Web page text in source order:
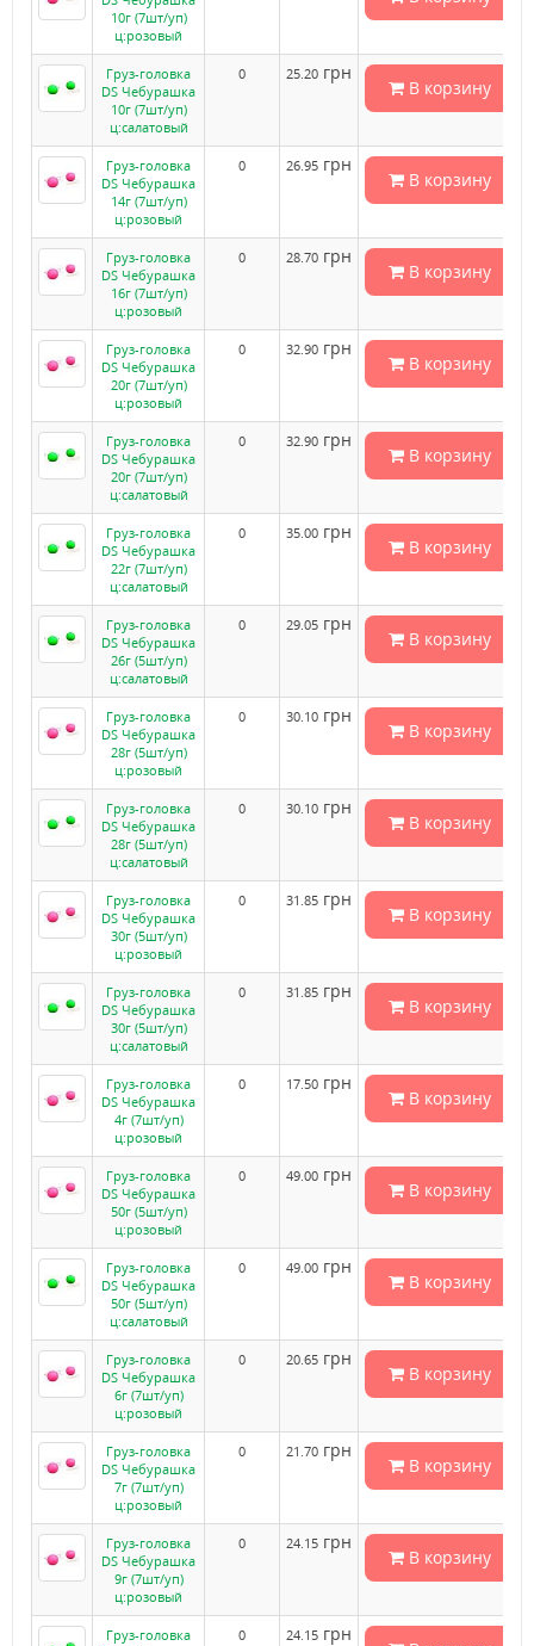
10г (7шт/уп)
ц:розовый
Груз-головка
DS Чебурашка
10г (7шт/уп)
ц:салатовый
0 25.20 грн
В корзину
Груз-головка
DS Чебурашка
14г (7шт/уп)
ц:розовый
0 26.95 грн
В корзину
Груз-головка
DS Чебурашка
16г (7шт/уп)
ц:розовый
0 28.70 грн
В корзину
Груз-головка
DS Чебурашка
20г (7шт/уп)
ц:розовый
0 32.90 грн
В корзину
Груз-головка
DS Чебурашка
20г (7шт/уп)
ц:салатовый
0 32.90 грн
В корзину
Груз-головка
DS Чебурашка
22г (7шт/уп)
ц:салатовый
0 35.00 грн
В корзину
Груз-головка
DS Чебурашка
26г (5шт/уп)
ц:салатовый
0 29.05 грн
В корзину
Груз-головка
DS Чебурашка
28г (5шт/уп)
ц:розовый
0 30.10 грн
В корзину
Груз-головка
DS Чебурашка
28г (5шт/уп)
ц:салатовый
0 30.10 грн
В корзину
Груз-головка
DS Чебурашка
30г (5шт/уп)
ц:розовый
0 31.85 грн
В корзину
Груз-головка
DS Чебурашка
30г (5шт/уп)
ц:салатовый
0 31.85 грн
В корзину
Груз-головка
DS Чебурашка
4г (7шт/уп)
ц:розовый
0 17.50 грн
В корзину
Груз-головка
DS Чебурашка
50г (5шт/уп)
ц:розовый
0 49.00 грн
В корзину
Груз-головка
DS Чебурашка
50г (5шт/уп)
ц:салатовый
0 49.00 грн
В корзину
Груз-головка
DS Чебурашка
6г (7шт/уп)
ц:розовый
0 20.65 грн
В корзину
Груз-головка
DS Чебурашка
7г (7шт/уп)
ц:розовый
0 21.70 грн
В корзину
Груз-головка
DS Чебурашка
9г (7шт/уп)
ц:розовый
0 24.15 грн
В корзину
Груз-головка
0 24.15 грн